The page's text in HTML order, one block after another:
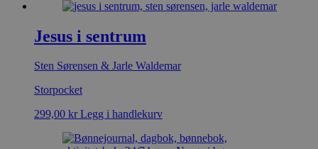
Jesus i sentrum
Sten Sørensen & Jarle Waldemar
Storpocket
299,00 kr Legg i handlekurv